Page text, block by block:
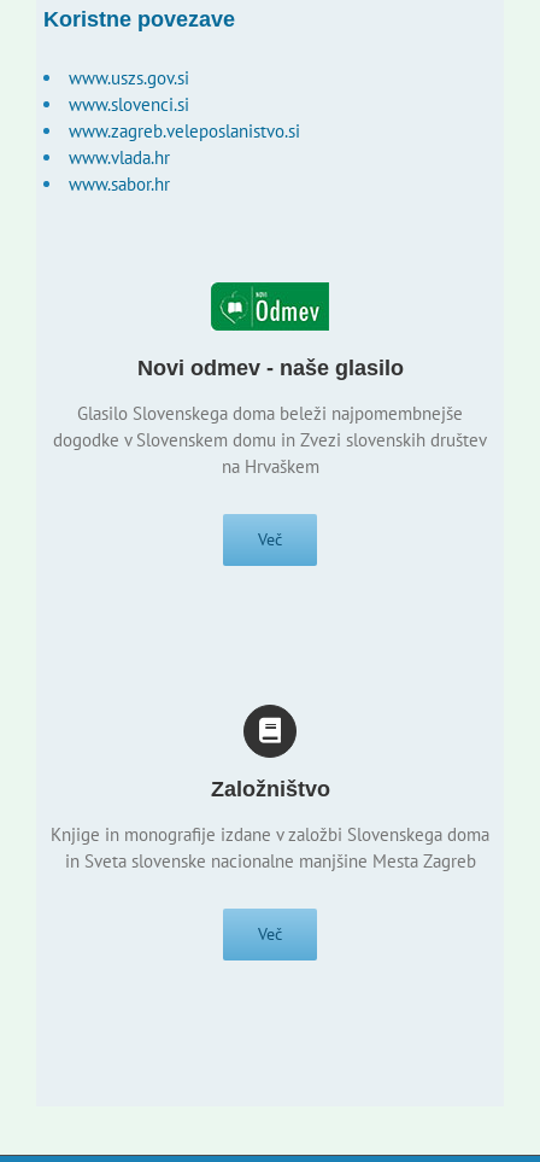
Koristne povezave
www.uszs.gov.si
www.slovenci.si
www.zagreb.veleposlanistvo.si
www.vlada.hr
www.sabor.hr
Novi odmev - naše glasilo
Glasilo Slovenskega doma beleži najpomembnejše
dogodke v Slovenskem domu in Zvezi slovenskih društev
na Hrvaškem
Več
Založništvo
Knjige in monografije izdane v založbi Slovenskega doma
in Sveta slovenske nacionalne manjšine Mesta Zagreb
Več